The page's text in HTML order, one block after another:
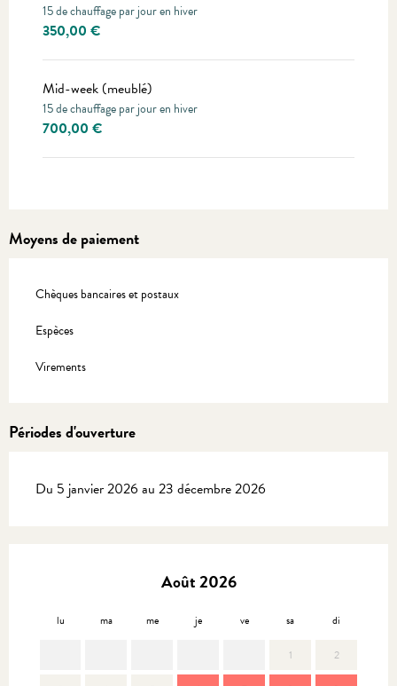
15 de chauffage par jour en hiver
350,00 €
Mid-week (meublé)
15 de chauffage par jour en hiver
700,00 €
Moyens de paiement
Chèques bancaires et postaux
Espèces
Virements
Périodes d'ouverture
Du 5 janvier 2026 au 23 décembre 2026
Août 2026
lu ma me je ve sa di
1 2